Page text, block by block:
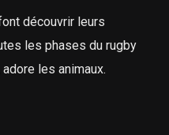
découvrir leurs
les phases du rugby
les animaux.